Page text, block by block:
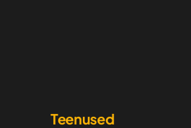
Teenused